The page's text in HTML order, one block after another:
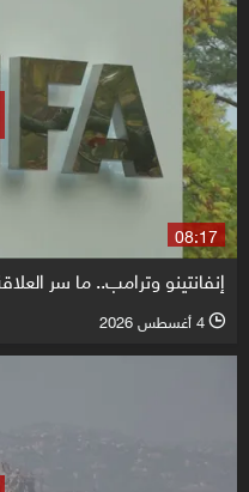
08:17
إنفانتينو وترامب.. ما سر
l 4 أغسطس 2026